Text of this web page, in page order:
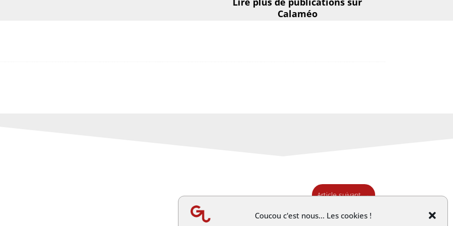
Coucou c'est nous... Les cookies !
Calaméo
Article suivant→